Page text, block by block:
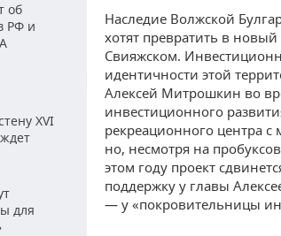
об
РФ и
XVI
для
Наследие Волжской
хотят превратить в
Свияжском.
идентичности этой
Алексей Митрошкин во
инвестиционного
рекреационного центра с
но, несмотря на
этом году проект
поддержку у главы
— у «покровительницы